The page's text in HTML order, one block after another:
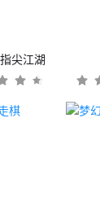
尖江湖